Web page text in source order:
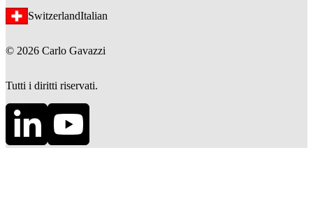
SwitzerlandItalian
© 2026 Carlo Gavazzi
Tutti i diritti riservati.